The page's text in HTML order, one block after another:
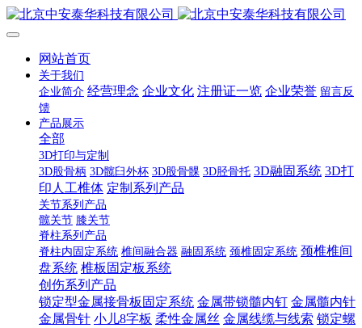
网站首页
关于我们
企业简介 经营理念 企业文化 注册证一览 企业荣誉 留言反
馈
产品展示
全部
3D打印与定制
3D股骨柄 3D髋臼外杯 3D股骨髁 3D胫骨托 3D融固系统 3D打
印人工椎体 定制系列产品
关节系列产品
髋关节 膝关节
脊柱系列产品
脊柱内固定系统 椎间融合器 融固系统 颈椎固定系统 颈椎椎间
盘系统 椎板固定板系统
创伤系列产品
锁定型金属接骨板固定系统 金属带锁髓内钉 金属髓内针
金属骨针 小儿8字板 柔性金属丝 金属线缆与线索 锁定螺